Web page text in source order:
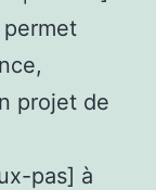
projet de
pas] à